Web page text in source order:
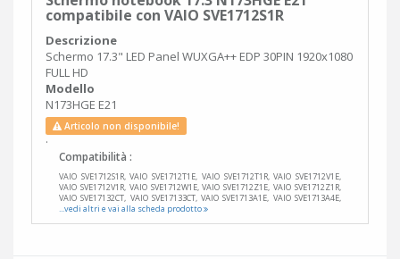
compatibile con VAIO SVE1712S1R
Descrizione
Schermo 17.3" LED Panel WUXGA++ EDP 30PIN 1920x1080
FULL HD
Modello
N173HGE E21
Articolo non disponibile!
.
Compatibilità :
VAIO SVE1712S1R, VAIO SVE1712T1E, VAIO SVE1712T1R, VAIO SVE1712V1E,
VAIO SVE1712V1R, VAIO SVE1712W1E, VAIO SVE1712Z1E, VAIO SVE1712Z1R,
VAIO SVE17132CT, VAIO SVE17133CT, VAIO SVE1713A1E, VAIO SVE1713A4E,
...vedi altri e vai alla scheda prodotto